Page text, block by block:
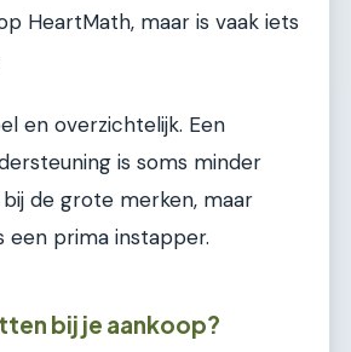
HeartMath, maar is vaak iets
en overzichtelijk. Een
is soms minder
de grote merken, maar
een prima instapper.
bij je aankoop?